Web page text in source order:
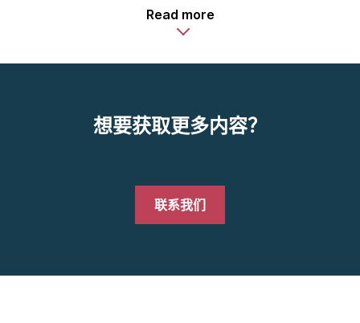
Read more
想要获取更多内容？
联系我们